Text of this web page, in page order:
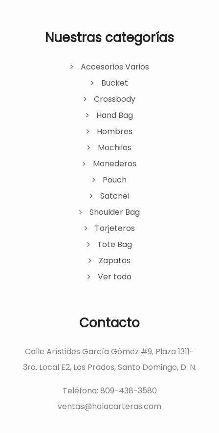
Nuestras categorías
Accesorios Varios
Bucket
Crossbody
Hand Bag
Hombres
Mochilas
Monederos
Pouch
Satchel
Shoulder Bag
Tarjeteros
Tote Bag
Zapatos
Ver todo
Contacto
Calle Arístides García Gómez #9, Plaza 1311-
3ra. Local E2, Los Prados, Santo Domingo, D. N.
Teléfono: 809-438-3580
ventas@holacarteras.com